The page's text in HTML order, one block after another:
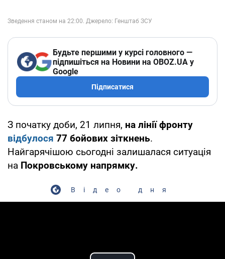
Будьте першими у курсі головного —
підпишіться на Новини на OBOZ.UA у
Google
Підписатися
З початку доби, 21 липня, на лінії фронту
відбулося 77 бойових зіткнень.
Найгарячішою сьогодні залишалася ситуація
на Покровському напрямку.
Відео дня